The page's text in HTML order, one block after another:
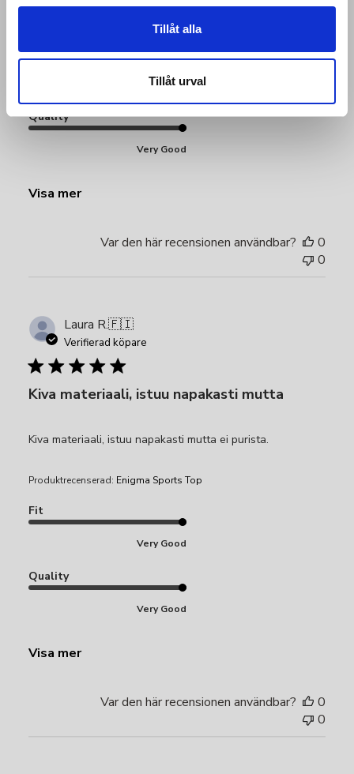
Tillåt alla
Tillåt urval
Enigma Sports Top
Fit
Very Good
Quality
Very Good
Visa mer
Var den här recensionen användbar?
0
0
Laura R.🇫🇮
Verifierad köpare
Kiva materiaali, istuu napakasti mutta
Kiva materiaali, istuu napakasti mutta ei purista.
Produktrecenserad: Enigma Sports Top
Fit
Very Good
Quality
Very Good
Visa mer
Var den här recensionen användbar?
0
0